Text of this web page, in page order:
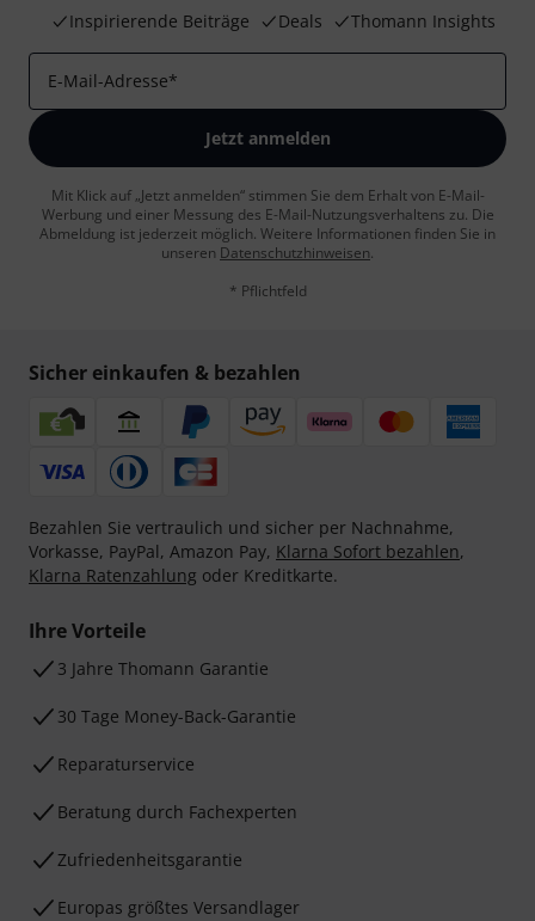
Inspirierende Beiträge
Deals Thomann Insights
E-Mail-Adresse*
Jetzt anmelden
Mit Klick auf „Jetzt anmelden“ stimmen Sie dem Erhalt von E-Mail-
Werbung und einer Messung des E-Mail-Nutzungsverhaltens zu. Die
Abmeldung ist jederzeit möglich. Weitere Informationen finden Sie in
unseren Datenschutzhinweisen.
* Pflichtfeld
Sicher einkaufen & bezahlen
Bezahlen Sie vertraulich und sicher per Nachnahme,
Vorkasse, PayPal, Amazon Pay, Klarna Sofort bezahlen,
Klarna Ratenzahlung oder Kreditkarte.
Ihre Vorteile
3 Jahre Thomann Garantie
30 Tage Money-Back-Garantie
Reparaturservice
Beratung durch Fachexperten
Zufriedenheitsgarantie
Europas größtes Versandlager